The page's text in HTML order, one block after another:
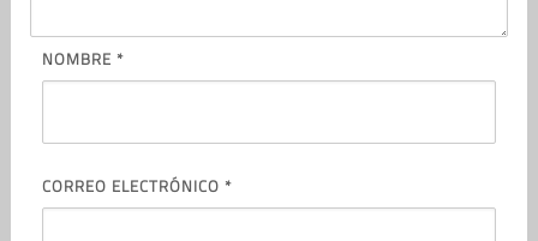
NOMBRE *
CORREO ELECTRÓNICO *